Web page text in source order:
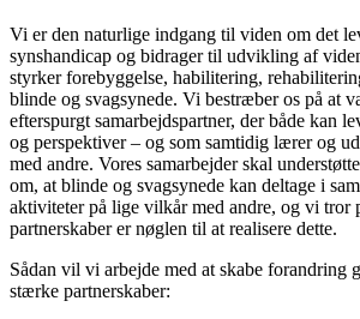
Vi er den naturlige indgang til viden om det
synshandicap og bidrager til udvikling af
styrker forebyggelse, habilitering,
blinde og svagsynede. Vi bestræber os på at
efterspurgt samarbejdspartner, der både kan
og perspektiver – og som samtidig lærer og
med andre. Vores samarbejder skal
om, at blinde og svagsynede kan deltage i
aktiviteter på lige vilkår med andre, og vi tror
partnerskaber er nøglen til at realisere dette.
Sådan vil vi arbejde med at skabe forandring
stærke partnerskaber: